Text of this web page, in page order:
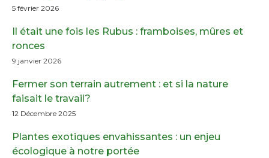
5 février 2026
Il était une fois les Rubus : framboises, mûres et
ronces
9 janvier 2026
Fermer son terrain autrement : et si la nature
faisait le travail?
12 Décembre 2025
Plantes exotiques envahissantes : un enjeu
écologique à notre portée